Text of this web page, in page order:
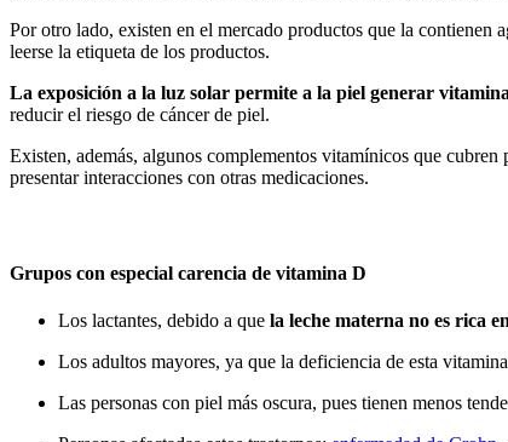
Por otro lado, existen en el mercado productos que la contienen
leerse la etiqueta de los productos.
La exposición a la luz solar permite a la piel generar
reducir el riesgo de cáncer de piel.
Existen, además, algunos complementos vitamínicos que cubren
presentar interacciones con otras medicaciones.
Grupos con especial carencia de vitamina D
Los lactantes, debido a que la leche materna no es rica
Los adultos mayores, ya que la deficiencia de esta
Las personas con piel más oscura, pues tienen menos